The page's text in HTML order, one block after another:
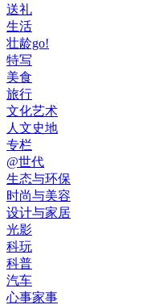
送礼
生活
壮龄go!
特写
美食
旅行
文化艺术
人文史地
专栏
@世代
生态与环保
时尚与美容
设计与家居
光影
科玩
科普
汽车
心事家事